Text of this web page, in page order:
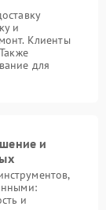
и
Клиенты
для
и
и